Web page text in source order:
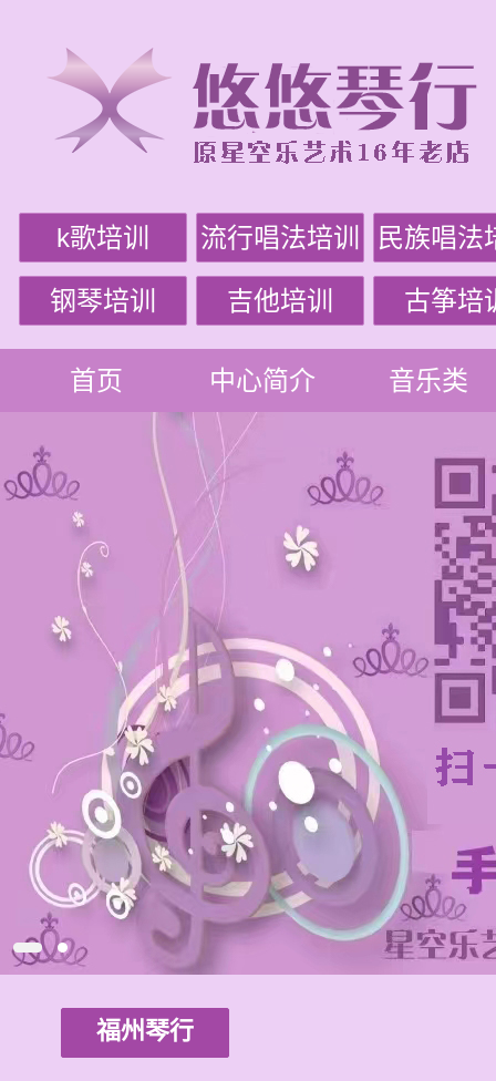
k歌培训 流行唱法培训 民族唱法
钢琴培训 吉他培训 古筝培
首页 中心简介 音乐类
福州琴行